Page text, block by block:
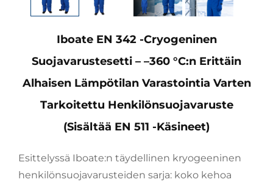
Iboate EN 342 -cryogeninen
Suojavarustesetti – –360 °C:n Erittäin
Alhaisen Lämpötilan Varastointia Varten
Tarkoitettu Henkilönsuojavaruste
(sisältää EN 511 -käsineet)
Esittelyssä Iboate:n täydellinen kryogeeninen
henkilönsuojavarusteiden sarja: koko kehoa